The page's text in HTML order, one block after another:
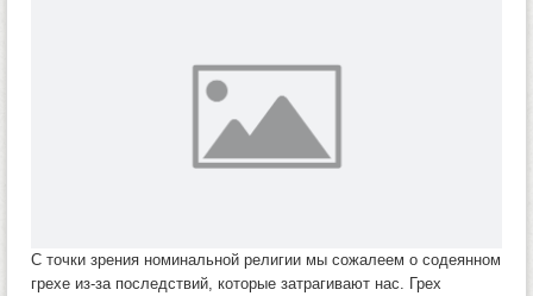
С точки зрения номинальной религии мы сожалеем о содеянном
грехе из-за последствий, которые затрагивают нас. Грех